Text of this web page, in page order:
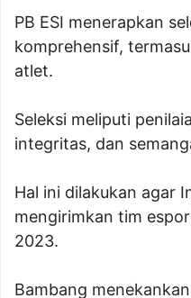
PB ESI menerapkan
komprehensif,
atlet.
Seleksi meliputi
integritas, dan
Hal ini dilakukan agar
mengirimkan tim
2023.
Bambang